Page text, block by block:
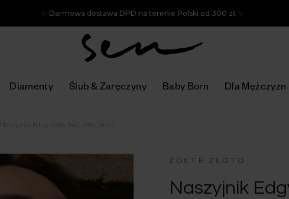
✨ Darmowa dostawa DPD na terenie Polski od 300 zł. ✨
Diamenty Ślub & Zaręczyny Baby Born Dla Mężczyzn
Naszyjnik Edgy links, 14K żółte złoto
ŻÓŁTE ZŁOTO
Naszyjnik